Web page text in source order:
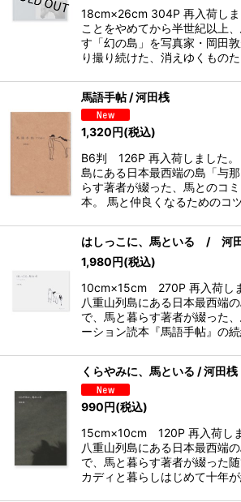
18cm×26cm 304P 再入荷し
ことをやめてから半世紀以上
す「幻の島」を写真家・岡田
り撮り続けた、消えゆくもの
馬語手帖 / 河田桟
1,320円(税込)
B6判 126P 再入荷しました。
島にある日本最西端の島「与
らす著者が綴った、馬とのコ
本。 馬と仲良くなるためのコ
はしっこに、馬といる / 河
1,980円(税込)
10cm×15cm 270P 再入荷し
八重山列島にある日本最西端の
で、馬と暮らす著者が綴った
ーション読本『馬語手帖』の
くらやみに、馬といる / 河田桟
990円(税込)
15cm×10cm 120P 再入荷し
八重山列島にある日本最西端の
で、馬と暮らす著者が綴った
カディと暮らしはじめて十年